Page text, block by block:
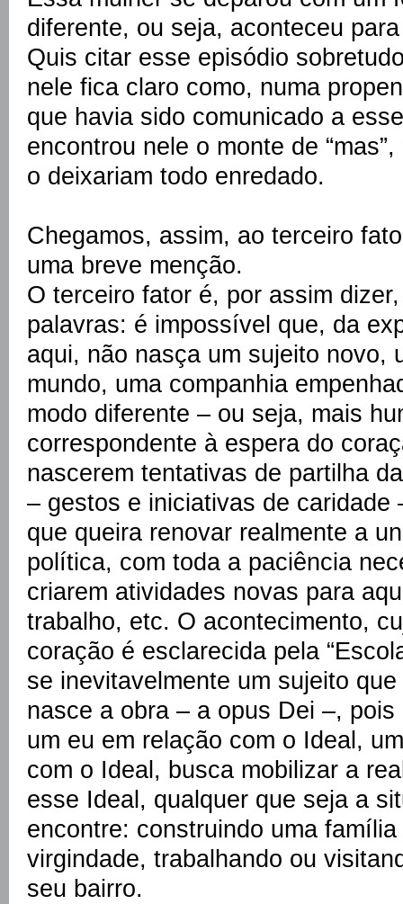
diferente, ou seja, aconteceu
Quis citar esse episódio
nele fica claro como, numa
que havia sido comunicado a
encontrou nele o monte de “mas”,
o deixariam todo enredado.
Chegamos, assim, ao terceiro
uma breve menção.
O terceiro fator é, por assim
palavras: é impossível que, da
aqui, não nasça um sujeito novo,
mundo, uma companhia
modo diferente – ou seja, mais
correspondente à espera do
nascerem tentativas de partilha
– gestos e iniciativas de caridade
que queira renovar realmente a
política, com toda a paciência
criarem atividades novas para
trabalho, etc. O acontecimento,
coração é esclarecida pela
se inevitavelmente um sujeito
nasce a obra – a opus Dei –,
um eu em relação com o Ideal,
com o Ideal, busca mobilizar a
esse Ideal, qualquer que seja a
encontre: construindo uma
virgindade, trabalhando ou
seu bairro.